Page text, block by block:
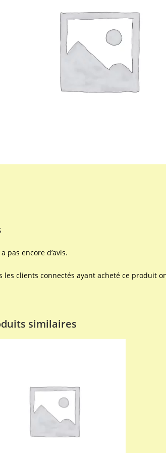
a pas encore d’avis.
les clients connectés ayant acheté ce produit
similaires